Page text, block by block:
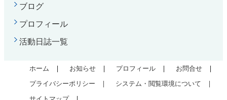
ブログ
プロフィール
活動日誌一覧
ホーム | お知らせ | プロフィール | お問合せ |
プライバシーポリシー |
システム・閲覧環境について |